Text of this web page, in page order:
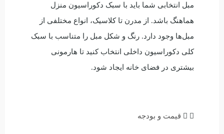
مبل انتخابی شما باید با سبک دکوراسیون منزل
هماهنگ باشد. از مدرن تا کلاسیک، انواع مختلفی از
مبل‌ها وجود دارد. رنگ و شکل مبل را متناسب با سبک
کلی دکوراسیون داخلی انتخاب کنید تا هارمونی
بیشتری در فضای خانه ایجاد شود.
قیمت و بودجه